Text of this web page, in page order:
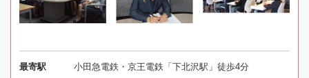
最寄駅 小田急電鉄・京王電鉄「下北沢駅」徒歩4分